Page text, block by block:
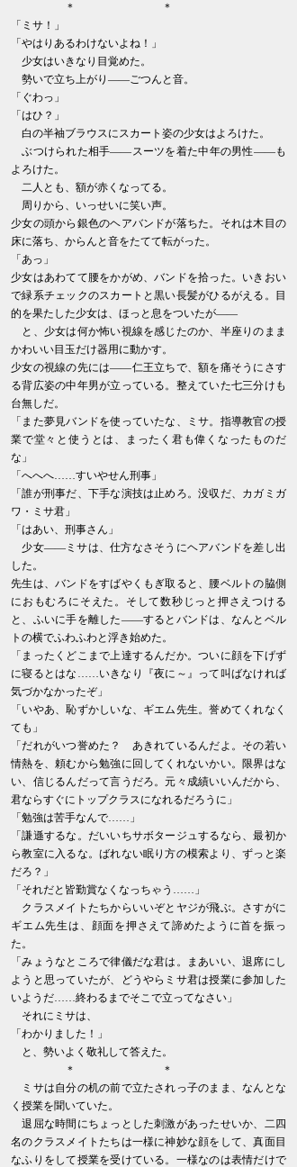
＊ ＊
「ミサ！」
「やはりあるわけないよね！」
少女はいきなり目覚めた。
勢いで立ち上がり――ごつんと音。
「ぐわっ」
「はひ？」
白の半袖ブラウスにスカート姿の少女はよろけた。
ぶつけられた相手――スーツを着た中年の男性――も
よろけた。
二人とも、額が赤くなってる。
周りから、いっせいに笑い声。
少女の頭から銀色のヘアバンドが落ちた。それは木目の
床に落ち、からんと音をたてて転がった。
「あっ」
少女はあわてて腰をかがめ、バンドを拾った。いきおい
で緑系チェックのスカートと黒い長髪がひるがえる。目
的を果たした少女は、ほっと息をついたが――
と、少女は何か怖い視線を感じたのか、半座りのまま
かわいい目玉だけ器用に動かす。
少女の視線の先には――仁王立ちで、額を痛そうにさす
る背広姿の中年男が立っている。整えていた七三分けも
台無しだ。
「また夢見バンドを使っていたな、ミサ。指導教官の授
業で堂々と使うとは、まったく君も偉くなったものだ
な」
「へへへ……すいやせん刑事」
「誰が刑事だ、下手な演技は止めろ。没収だ、カガミガ
ワ・ミサ君」
「はあい、刑事さん」
少女――ミサは、仕方なさそうにヘアバンドを差し出
した。
先生は、バンドをすばやくもぎ取ると、腰ベルトの脇側
におもむろにそえた。そして数秒じっと押さえつける
と、ふいに手を離した――するとバンドは、なんとベル
トの横でふわふわと浮き始めた。
「まったくどこまで上達するんだか。ついに顔を下げず
に寝るとはな……いきなり『夜に～』って叫ばなければ
気づかなかったぞ」
「いやあ、恥ずかしいな、ギエム先生。誉めてくれなく
ても」
「だれがいつ誉めた？ あきれているんだよ。その若い
情熱を、頼むから勉強に回してくれないかい。限界はな
い、信じるんだって言うだろ。元々成績いいんだから、
君ならすぐにトップクラスになれるだろうに」
「勉強は苦手なんで……」
「謙遜するな。だいいちサボタージュするなら、最初か
ら教室に入るな。ばれない眠り方の模索より、ずっと楽
だろ？」
「それだと皆勤賞なくなっちゃう……」
クラスメイトたちからいいぞとヤジが飛ぶ。さすがに
ギエム先生は、顔面を押さえて諦めたように首を振っ
た。
「みょうなところで律儀だな君は。まあいい、退席にし
ようと思っていたが、どうやらミサ君は授業に参加した
いようだ……終わるまでそこで立ってなさい」
それにミサは、
「わかりました！」
と、勢いよく敬礼して答えた。
＊ ＊
ミサは自分の机の前で立たされっ子のまま、なんとな
く授業を聞いていた。
退屈な時間にちょっとした刺激があったせいか、二四
名のクラスメイトたちは一様に神妙な顔をして、真面目
なふりをして授業を受けている。一様なのは表情だけで